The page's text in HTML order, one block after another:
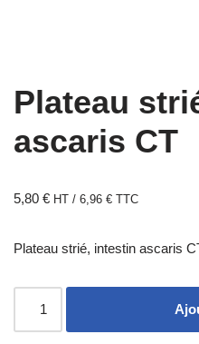
Plateau
ascaris CT
5,80 € HT / 6,96 € TTC
Plateau strié, intestin ascaris